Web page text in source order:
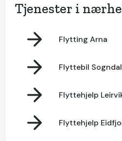
Tjenester i
Flytting Arna
Flyttebil Sogndal
Flyttehjelp
Flyttehjelp